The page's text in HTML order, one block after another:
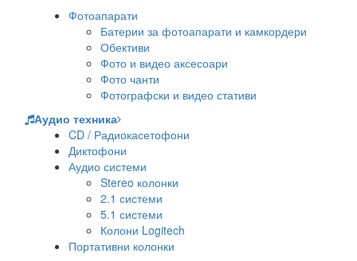
Фотоапарати
Батерии за фотоапарати и камкордери
Обективи
Фото и видео аксесоари
Фото чанти
Фотографски и видео стативи
Аудио техника
CD / Радиокасетофони
Диктофони
Аудио системи
Stereo колонки
2.1 системи
5.1 системи
Колони Logitech
Портативни колонки